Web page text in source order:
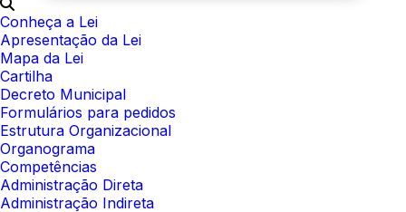
Conheça a Lei
Apresentação da Lei
Mapa da Lei
Cartilha
Decreto Municipal
Formulários para pedidos
Estrutura Organizacional
Organograma
Competências
Administração Direta
Administração Indireta